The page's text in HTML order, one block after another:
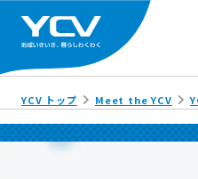
YCV トップ Meet the YCV